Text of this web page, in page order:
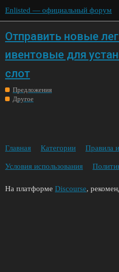
Enlisted — официальный форум
Отправить новые
ивентовые для
слот
Предложения
Другое
Главная Категории Правила
Условия использования
На платформе Discourse,